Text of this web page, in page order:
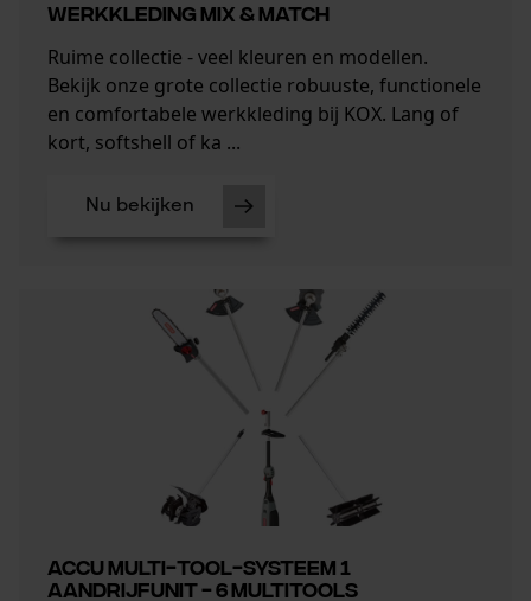
WERKKLEDING MIX & MATCH
Ruime collectie - veel kleuren en modellen.
Bekijk onze grote collectie robuuste, functionele
en comfortabele werkkleding bij KOX. Lang of
kort, softshell of ka ...
Nu bekijken
Accu Multi-Tool-systeem 1
aandrijfunit - 6 multitools